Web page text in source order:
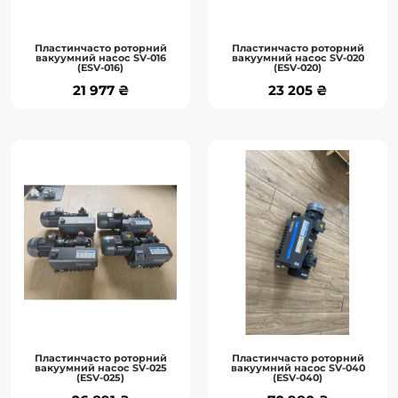
Пластинчасто роторний
вакуумний насос SV-016
(ESV-016)
21 977 ₴
Детальніше
21 977 ₴
Пластинчасто роторний
вакуумний насос SV-020
(ESV-020)
23 205 ₴
Детальніше
23 205 ₴
Пластинчасто роторний
вакуумний насос SV-025
(ESV-025)
(ESV-025)
Вступ:EVP займається виробництвом
та продажем різних видів вакуумних
насосів, вакуумних клапанів та ..
Детальніше
Пластинчасто роторний
вакуумний насос SV-040
(ESV-040)
Пластинчасто роторний
вакуумний насос SV-040
(ESV-040)
Вступ:EVP займається виробництвом
та продажем різних видів вакуумних
насосів, вакуумних клапанів та ..
Детальніше